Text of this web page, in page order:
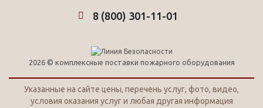
8 (800) 301-11-01
2026 © комплексные поставки пожарного оборудования
Указанные на сайте цены, перечень услуг, фото, видео,
условия оказания услуг и любая другая информация